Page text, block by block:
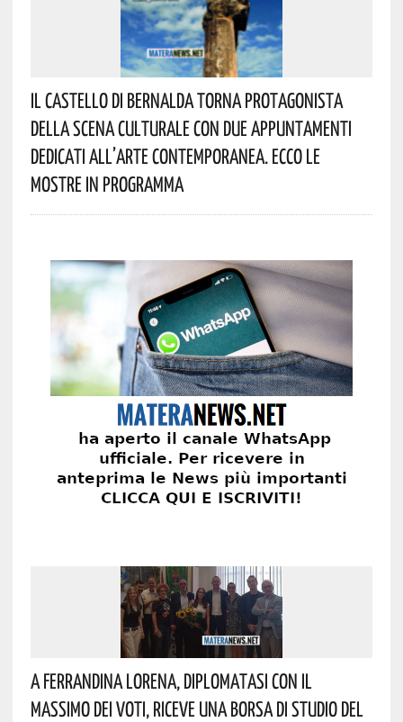
Il Castello Di Bernalda Torna Protagonista
Della Scena Culturale Con Due Appuntamenti
Dedicati All’arte Contemporanea. Ecco Le
Mostre In Programma
A Ferrandina Lorena, Diplomatasi Con Il
Massimo Dei Voti, Riceve Una Borsa Di Studio Del